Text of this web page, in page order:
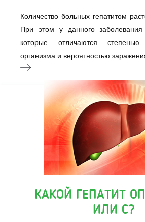
Количество больных гепатитом
При этом у данного заболевания
которые отличаются
организма и вероятностью
КАКОЙ ГЕПАТИТ
ИЛИ С?